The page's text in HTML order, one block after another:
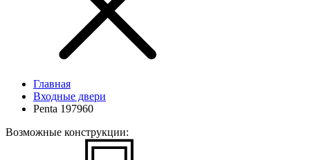
Главная
Входные двери
Penta 197960
Возможные конструкции: